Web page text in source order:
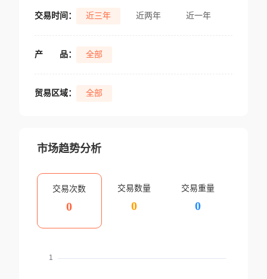
交易时间： 近三年 近两年 近一年
产 品： 全部
贸易区域： 全部
市场趋势分析
交易次数
0
交易数量
0
交易重量
0